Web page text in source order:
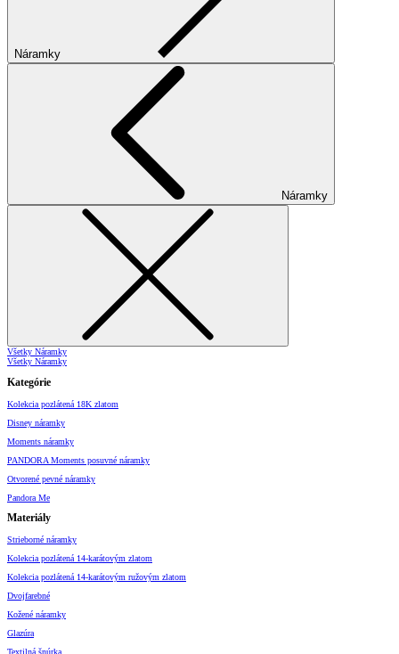
Náramky
Náramky
Všetky Náramky
Všetky Náramky
Kategórie
Kolekcia pozlátená 18K zlatom
Disney náramky
Moments náramky
PANDORA Moments posuvné náramky
Otvorené pevné náramky
Pandora Me
Materiály
Strieborné náramky
Kolekcia pozlátená 14-karátovým zlatom
Kolekcia pozlátená 14-karátovým ružovým zlatom
Dvojfarebné
Kožené náramky
Glazúra
Textilná šnúrka